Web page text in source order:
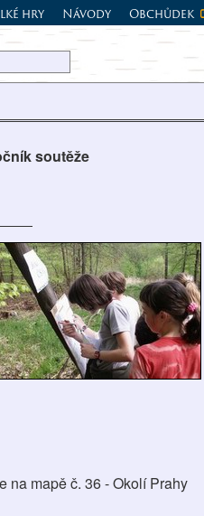
hry Návody Obchůdek
soutěže
na mapě č. 36 - Okolí Prahy